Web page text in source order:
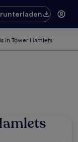
in Tower Hamlets